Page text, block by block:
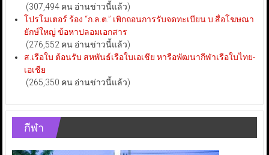
(307,494 คน อ่านข่าวนี้แล้ว)
โปรโมเตอร์ ร้อง “ก.ล.ต.” เพิกถอนการรับจดทะเบียน บ.สื่อโฆษณา
ยักษ์ใหญ่ ข้อหาปลอมเอกสาร
(276,552 คน อ่านข่าวนี้แล้ว)
ส.เรือใบ ต้อนรับ สหพันธ์เรือใบเอเชีย หารือพัฒนากีฬาเรือใบไทย-
เอเชีย
(265,350 คน อ่านข่าวนี้แล้ว)
กีฬา